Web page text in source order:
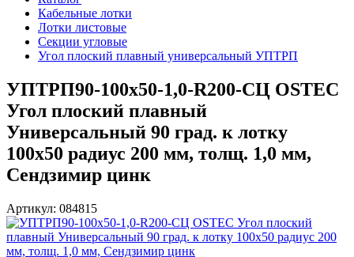
Кабельные лотки
Лотки листовые
Секции угловые
Угол плоский плавный универсальный УПТРП
УПТРП90-100х50-1,0-R200-СЦ OSTEC
Угол плоский плавный
Универсальный 90 град. к лотку
100х50 радиус 200 мм, толщ. 1,0 мм,
Сендзимир цинк
Артикул: 084815